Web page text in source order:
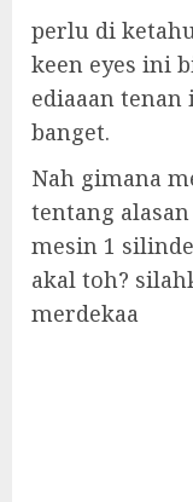
perlu di
keen eyes ini
ediaaan
banget.
Nah gimana
tentang
mesin 1
akal toh?
merdekaa